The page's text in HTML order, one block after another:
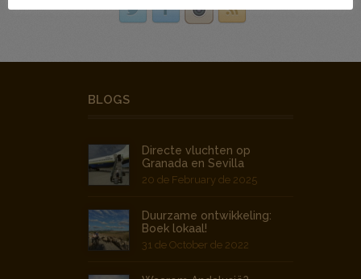
BLOGS
Directe vluchten op
Granada en Sevilla
20 de February de 2025
Duurzame ontwikkeling:
Boek lokaal!
31 de October de 2022